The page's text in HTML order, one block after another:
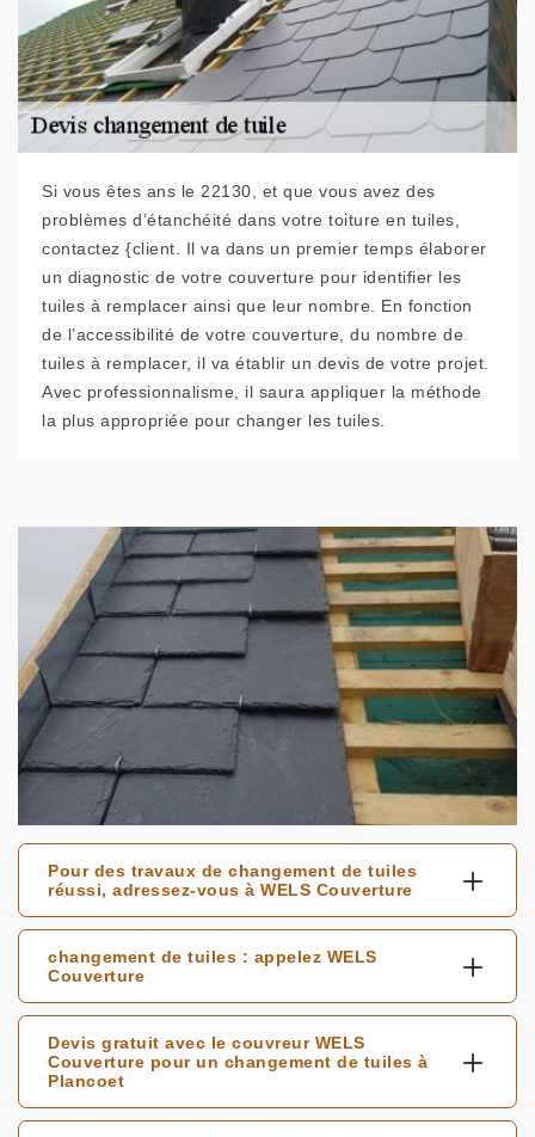
Si vous êtes ans le 22130, et que vous avez des
problèmes d’étanchéité dans votre toiture en tuiles,
contactez {client. Il va dans un premier temps élaborer
un diagnostic de votre couverture pour identifier les
tuiles à remplacer ainsi que leur nombre. En fonction
de l’accessibilité de votre couverture, du nombre de
tuiles à remplacer, il va établir un devis de votre projet.
Avec professionnalisme, il saura appliquer la méthode
la plus appropriée pour changer les tuiles.
Pour des travaux de changement de tuiles
réussi, adressez-vous à WELS Couverture
changement de tuiles : appelez WELS
Couverture
Devis gratuit avec le couvreur WELS
Couverture pour un changement de tuiles à
Plancoet